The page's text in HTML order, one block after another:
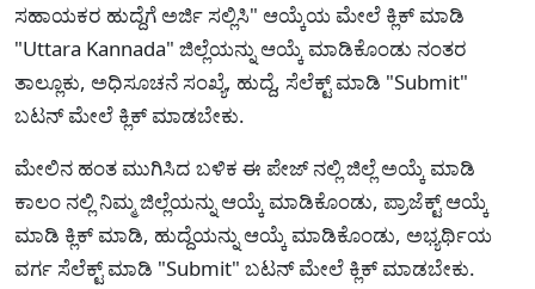
ಸಹಾಯಕರ ಹುದ್ದೆಗೆ ಅರ್ಜಿ ಸಲ್ಲಿಸಿ" ಆಯ್ಕೆಯ ಮೇಲೆ ಕ್ಲಿಕ್ ಮಾಡಿ
"Uttara Kannada" ಜಿಲ್ಲೆಯನ್ನು ಆಯ್ಕೆ ಮಾಡಿಕೊಂಡು ನಂತರ
ತಾಲ್ಲೂಕು, ಅಧಿಸೂಚನೆ ಸಂಖ್ಯೆ, ಹುದ್ದೆ, ಸೆಲೆಕ್ಟ್ ಮಾಡಿ "Submit"
ಬಟನ್ ಮೇಲೆ ಕ್ಲಿಕ್ ಮಾಡಬೇಕು.
ಮೇಲಿನ ಹಂತ ಮುಗಿಸಿದ ಬಳಿಕ ಈ ಪೇಜ್ ನಲ್ಲಿ ಜಿಲ್ಲೆ ಅಯ್ಕೆ ಮಾಡಿ
ಕಾಲಂ ನಲ್ಲಿ ನಿಮ್ಮ ಜಿಲ್ಲೆಯನ್ನು ಆಯ್ಕೆ ಮಾಡಿಕೊಂಡು, ಪ್ರಾಜೆಕ್ಟ್ ಆಯ್ಕೆ
ಮಾಡಿ ಕ್ಲಿಕ್ ಮಾಡಿ, ಹುದ್ದೆಯನ್ನು ಆಯ್ಕೆ ಮಾಡಿಕೊಂಡು, ಅಭ್ಯರ್ಥಿಯ
ವರ್ಗ ಸೆಲೆಕ್ಟ್ ಮಾಡಿ "Submit" ಬಟನ್ ಮೇಲೆ ಕ್ಲಿಕ್ ಮಾಡಬೇಕು.